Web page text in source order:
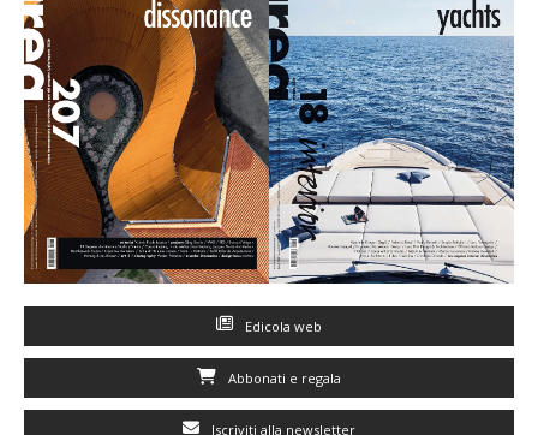
Edicola web
Abbonati e regala
Iscriviti alla newsletter